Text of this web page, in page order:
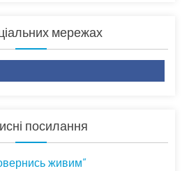
мережах
посилання
живим”